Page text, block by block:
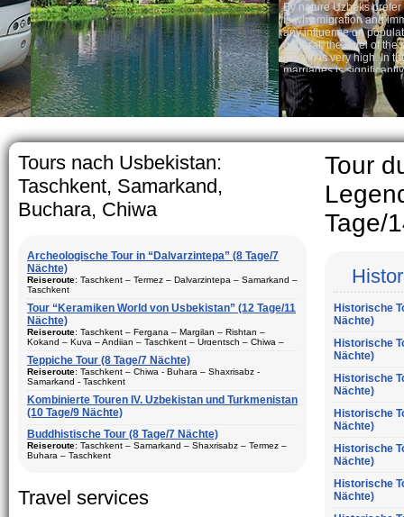
By nature Uzbeks prefer a
is why migration and
any influence on population
general, the level of the
growth is very high. In the
marriages is significantly high
percentage of divorce cases
in the world. According to
family is regarded as
The usual Uzbek family,
rather big. On the average,
5-6 children.
Tours nach Usbekistan:
Taschkent, Samarkand,
Buchara, Chiwa
Archeologische Tour in “Dalvarzintepa” (8 Tage/7
Nächte)
Reiseroute: Taschkent – Termez – Dalvarzintepa – Samarkand –
Taschkent
Dauer : 8 Tage/7 Nächte
Bewegungtyp: Fluglinie und Reisebus
Dalvarzintepa (3)
Saison: ganzes Jahr
Aufenhalt: In den Hotels, privaten Haus und Expeditions-Basis
Beschreibung:Reisen in den touristischen Städte
vonUsbekistan. Das beste Programm für den Besuch der
archäologischen Stätten von Surkhandarya Region
Tour “Keramiken World von Usbekistan” (12 Tage/11
Nächte)
Reiseroute: Taschkent – Fergana – Margilan – Rishtan –
Kokand – Kuva – Andijan – Taschkent – Urgentsch – Chiwa –
Dauer: 12 Tage/11 Nächte
Besuch Stadte: Taschkent (3) – Fergana (3) – Margilan –
Rishtan – Kokand – Kuva – Andijan – Chiwa (1) – Buchara (2) –
Gijduvan – Samarkand (2)
Saison: ganzes Jahr
Beschreibung:
Reisen in den größten touristischen Städte
vonUsbekistan. Tour besteht aus Keramik-Kunst, historische und
Teppiche Tour (8 Tage/7 Nächte)
Reiseroute: Tasсhkent – Chiwa - Buhara – Shaxrisabz -
Samarkand - Taschkent
:
Dauer: 8 Tage, 7 Nächte
Bewegungtyp: Fluglinie ungd Reisebus
Besuch Stadte: Chiwa(1) - Taschkent (2) - Samarkand (2) -
Saison
: ganzes Jahr
Kombinierte Touren IV. Uzbekistan und Turkmenistan
(10 Tage/9 Nächte)
Buddhistische Tour (8 Tage/7 Nächte)
Reiseroute: Taschkent – Samarkand – Shaxrisabz – Termez –
Buhara – Taschkent
Bewegungtyp: Fluglinie und Reisebus
Travel services
Tour
Tage/
Historische
Nächte)
Historische
Nächte)
Historische
Nächte)
Historische
Nächte)
Historische
Nächte)
Historische
Nächte)